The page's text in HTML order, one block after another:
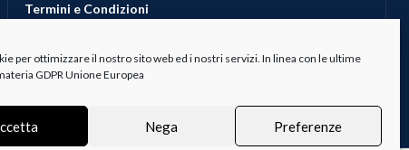
per ottimizzare il nostro sito web ed i nostri servizi. In linea con le ultime
GDPR Unione Europea
Nega Preferenze
Termini e Condizioni